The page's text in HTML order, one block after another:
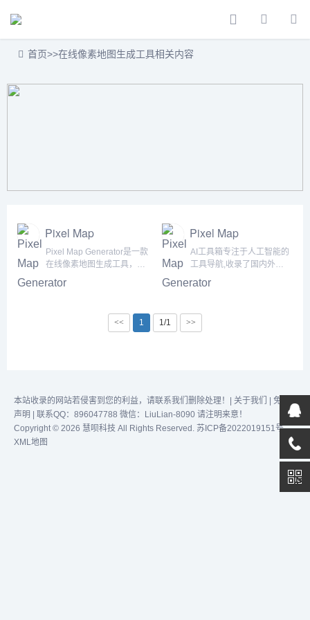
首页>>在线像素地图生成工具相关内容
Pixel Map
Generator
Pixel Map Generator是一款
在线像素地图生成工具，主
要用于生成美观大方的像素
化地图。它拥有相当完善的
择目标国家或地区，并直接
获取该地的地图区域。在地
Pixel Map
Generator
AI工具箱专注于人工智能的
工具导航,收录了国内外
5000+个AI工具！为用户提
供丰富的AI资源。帮助您加
效完成任务！...
<<
1 1/1 >>
本站收录的网站若侵害到您的利益，请联系我们删除处理！| 关于我们
免责
声明 | 联系QQ：896047788 微信：LiuLian-8090 请注明来意！
Copyright © 2026 慧呗科技 All Rights Reserved. 苏ICP备2022019151号
XML地图